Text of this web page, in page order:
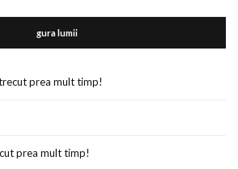
gura lumii
prea mult timp!
prea mult timp!